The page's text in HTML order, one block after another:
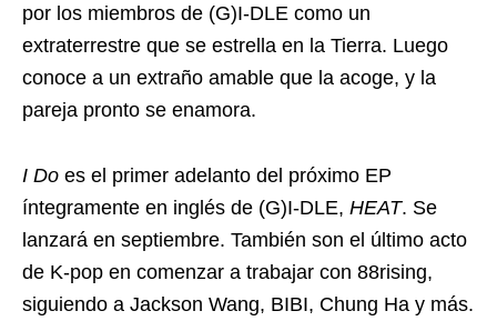
por los miembros de (G)I-DLE como un
extraterrestre que se estrella en la Tierra. Luego
conoce a un extraño amable que la acoge, y la
pareja pronto se enamora.
I Do es el primer adelanto del próximo EP
íntegramente en inglés de (G)I-DLE, HEAT. Se
lanzará en septiembre. También son el último acto
de K-pop en comenzar a trabajar con 88rising,
siguiendo a Jackson Wang, BIBI, Chung Ha y más.